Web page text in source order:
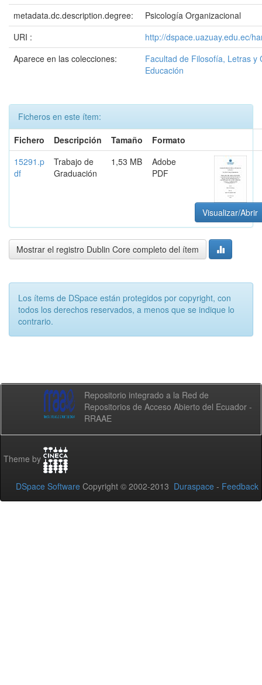
metadata.dc.description.degree:
Psicología Organizacional
URI :
http://dspace.uazuay.edu.ec/
Aparece en las colecciones:
Facultad de Filosofía, Letras y
Educación
Ficheros en este ítem:
Fichero
Descripción Tamaño
Formato
15291.p
df
Trabajo de
Graduación
1,53 MB
Adobe
PDF
Visualizar/Abrir
Mostrar el registro Dublin Core completo del ítem
Los ítems de DSpace están protegidos por copyright, con
todos los derechos reservados, a menos que se indique lo
contrario.
Repositorio integrado a la Red de
Repositorios de Acceso Abierto del Ecuador -
RRAAE
Theme by
DSpace Software Copyright © 2002-2013 Duraspace - Feedback